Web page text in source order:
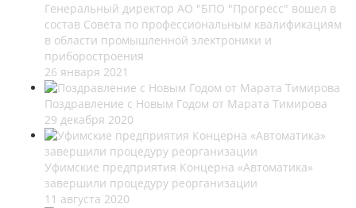
Генеральный директор АО "БПО "Прогресс" вошел в
состав Совета по профессиональным квалификациям
в области промышленной электроники и
приборостроения
26 января 2021
Поздравление с Новым Годом от Марата Тимирова
29 декабря 2020
Уфимские предприятия Концерна «Автоматика»
завершили процедуру реорганизации
11 августа 2020